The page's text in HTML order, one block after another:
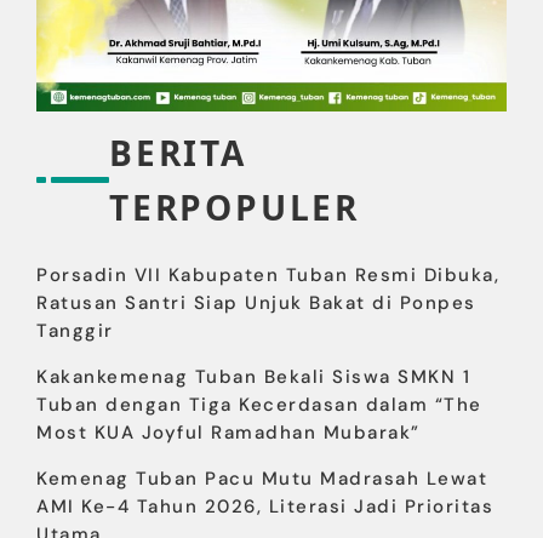
BERITA
TERPOPULER
Porsadin VII Kabupaten Tuban Resmi Dibuka,
Ratusan Santri Siap Unjuk Bakat di Ponpes
Tanggir
Kakankemenag Tuban Bekali Siswa SMKN 1
Tuban dengan Tiga Kecerdasan dalam “The
Most KUA Joyful Ramadhan Mubarak”
Kemenag Tuban Pacu Mutu Madrasah Lewat
AMI Ke-4 Tahun 2026, Literasi Jadi Prioritas